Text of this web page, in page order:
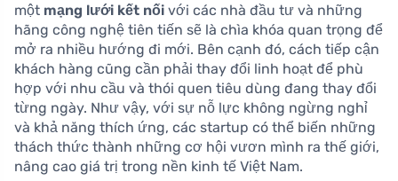
một mạng lưới kết nối với các nhà đầu tư và những
hãng công nghệ tiên tiến sẽ là chìa khóa quan trọng để
mở ra nhiều hướng đi mới. Bên cạnh đó, cách tiếp cận
khách hàng cũng cần phải thay đổi linh hoạt để phù
hợp với nhu cầu và thói quen tiêu dùng đang thay đổi
từng ngày. Như vậy, với sự nỗ lực không ngừng nghỉ
và khả năng thích ứng, các startup có thể biến những
thách thức thành những cơ hội vươn mình ra thế giới,
nâng cao giá trị trong nền kinh tế Việt Nam.